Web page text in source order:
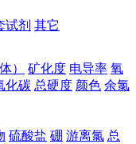
试剂 其它
） 矿化度 电导率 氧
化碳 总硬度 颜色 余氯
硫酸盐 硼 游离氯 总